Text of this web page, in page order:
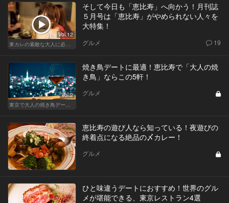
Vol.12
そして今日も「恵比寿」へ向かう！月刊誌
５月号は「恵比寿」がやめられない人々を
大特集！
グルメ 19
Vol.2
焼き鳥デートに最適！恵比寿で「大人の焼
き鳥」ならこの5軒！
グルメ
恵比寿の遊び人なら知っている！夜遊びの
終着点になる絶品の〆カレー！
グルメ
ひと味違うデートにおすすめ！世界のグル
メが堪能できる、東京レストラン4選